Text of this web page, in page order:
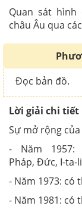
Quan sát hình
châu Âu qua
Đọc bản đồ.
Lời giải chi tiết
Sự mở rộng
- Năm
Pháp, Đức, I-ta-
- Năm 1973: có
- Năm 1981: có